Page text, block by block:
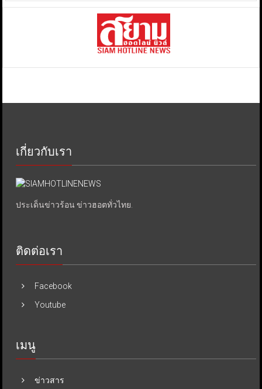
เกี่ยวกับเรา
ประเด็นข่าวร้อน ข่าวฮอตทั่วไทย.
ติดต่อเรา
Facebook
Youtube
เมนู
ข่าวสาร